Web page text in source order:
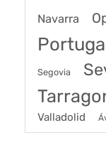
Navarra
Segovia
Valladolid